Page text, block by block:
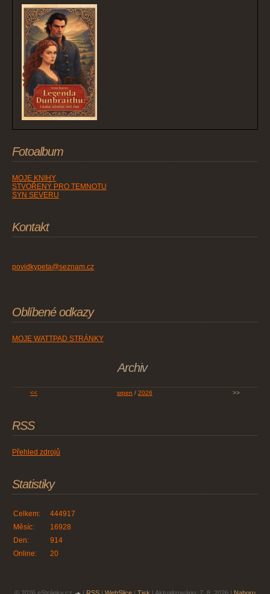
Fotoalbum
MOJE KNIHY
STVOŘENÝ PRO TEMNOTU
SYN SEVERU
Kontakt
povidkypeta@seznam.cz
Oblíbené odkazy
MOJE WATTPAD STRÁNKY
Archiv
<< srpen / 2026 >>
RSS
Přehled zdrojů
Statistiky
Online: 20
Celkem:
444917
Měsíc:
16928
Den:
914